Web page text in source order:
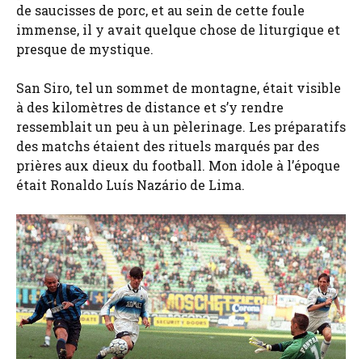
de saucisses de porc, et au sein de cette foule
immense, il y avait quelque chose de liturgique et
presque de mystique.
San Siro, tel un sommet de montagne, était visible
à des kilomètres de distance et s’y rendre
ressemblait un peu à un pèlerinage. Les préparatifs
des matchs étaient des rituels marqués par des
prières aux dieux du football. Mon idole à l’époque
était Ronaldo Luís Nazário de Lima.